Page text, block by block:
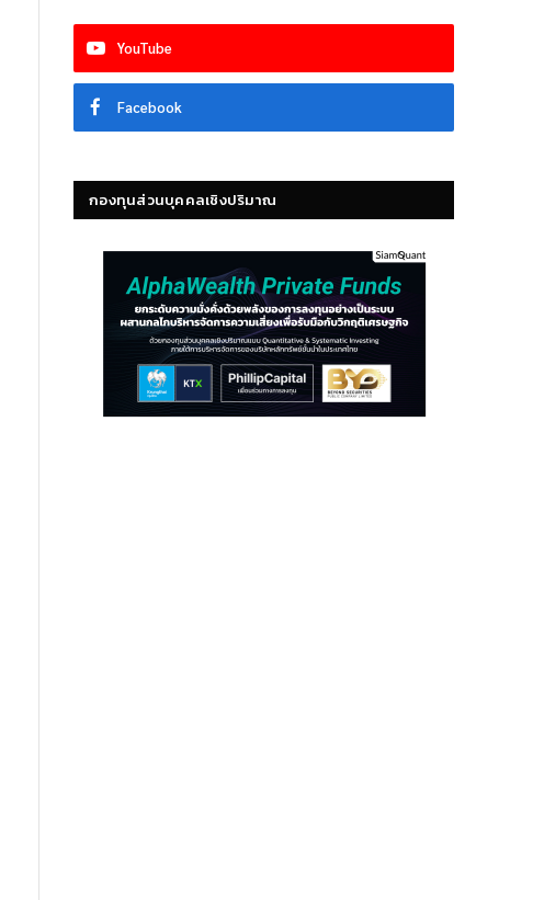
YouTube
Facebook
กองทุนส่วนบุคคลเชิงปริมาณ